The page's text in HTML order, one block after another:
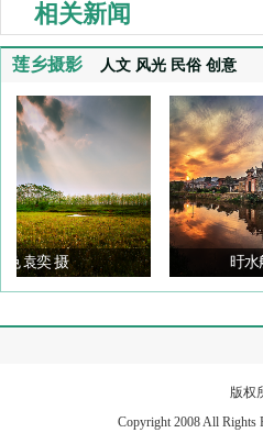
相关新闻
莲乡摄影 人文 风光 民俗 创意
摄 旴水船屋 叶
版权
Copyright 2008 All Rights